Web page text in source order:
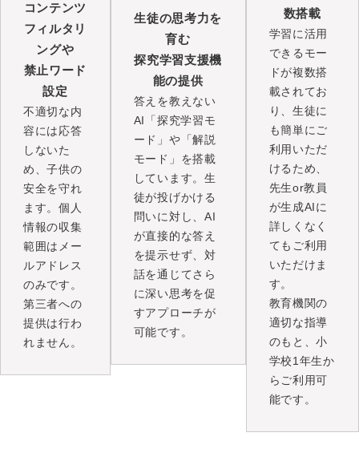
コンテンツ
フィルタリ
ングや
禁止ワード
設定
不適切な内
容には応答
しないた
め、子供の
安全を守れ
ます。個人
情報の収集
範囲はメー
ルアドレス
のみです。
第三者への
提供は行わ
れません。
生徒の思考力を
育む
探究学習支援機
能の提供
答えを教えない
AI「探究学習モ
ード」や「解説
モード」を搭載
しています。生
徒が投げかける
問いに対し、AI
が直接的な答え
を提示せず、対
話を通じてさら
に深い思考を促
すアプローチが
可能です。
数搭載
学習に活用
できるモー
ドが複数搭
載されてお
り、生徒に
も簡単にご
利用いただ
けるため、
先生or教員
が生成AIに
詳しくなく
てもご利用
いただけま
す。
教育機関の
適切な指導
のもと、小
学校1年生か
らご利用可
能です。